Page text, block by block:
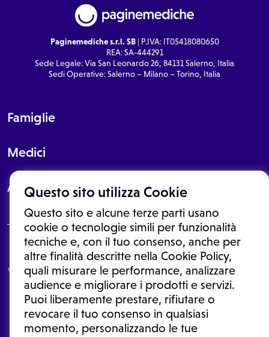
Questo sito utilizza Cookie
Questo sito e alcune terze parti usano
cookie o tecnologie simili per funzionalità
tecniche e, con il tuo consenso, anche per
altre finalità descritte nella Cookie Policy,
quali misurare le performance, analizzare
audience e migliorare i prodotti e servizi.
Puoi liberamente prestare, rifiutare o
revocare il tuo consenso in qualsiasi
momento, personalizzando le tue
Paginemediche s.r.l. SB| P.IVA: IT05418080650
REA: SA-444291
Sede Legale: Via San Leonardo 26, 84131 Salerno, Italia
Sedi Operative: Salerno – Milano – Torino, Italia
Famiglie
Medici
About
Le informazioni proposte in questo sito non sono un consulto medico.
In nessun caso, queste informazioni sostituiscono un consulto, una
visita o una diagnosi formulata dal medico. Non si devono considerare
le informazioni disponibili come suggerimenti per la formulazione di
una diagnosi, la determinazione di un trattamento o l'assunzione o
sospensione di un farmaco senza prima consultare un medico di
medicina generale o uno specialista.
Condizioni di utilizzo|Privacy Policy |Gestione cookie